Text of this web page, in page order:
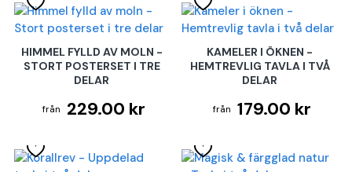
HIMMEL FYLLD AV MOLN -
STORT POSTERSET I TRE
DELAR
229.00 kr
KAMELER I ÖKNEN -
HEMTREVLIG TAVLA I TVÅ
DELAR
179.00 kr